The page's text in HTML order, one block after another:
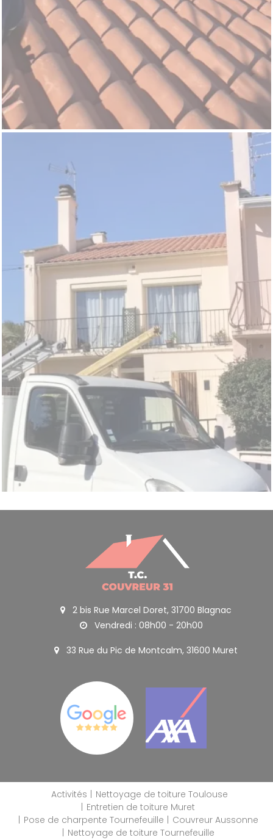
2 bis Rue Marcel Doret, 31700 Blagnac
Vendredi : 08h00 - 20h00
33 Rue du Pic de Montcalm, 31600 Muret
Activités
Nettoyage de toiture Toulouse
Entretien de toiture Muret
Pose de charpente Tournefeuille
Couvreur Aussonne
Nettoyage de toiture Tournefeuille